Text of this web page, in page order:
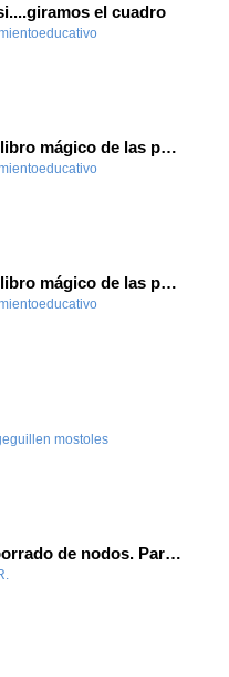
el cuadro
-
SUR 2 G1-G2 El libro mágico de las preguntas imposibles.
-
SUR 2 G1-G2 El libro mágico de las preguntas imposibles.
-
mostoles-
1.6. Creación y borrado de nodos. Parte 2.